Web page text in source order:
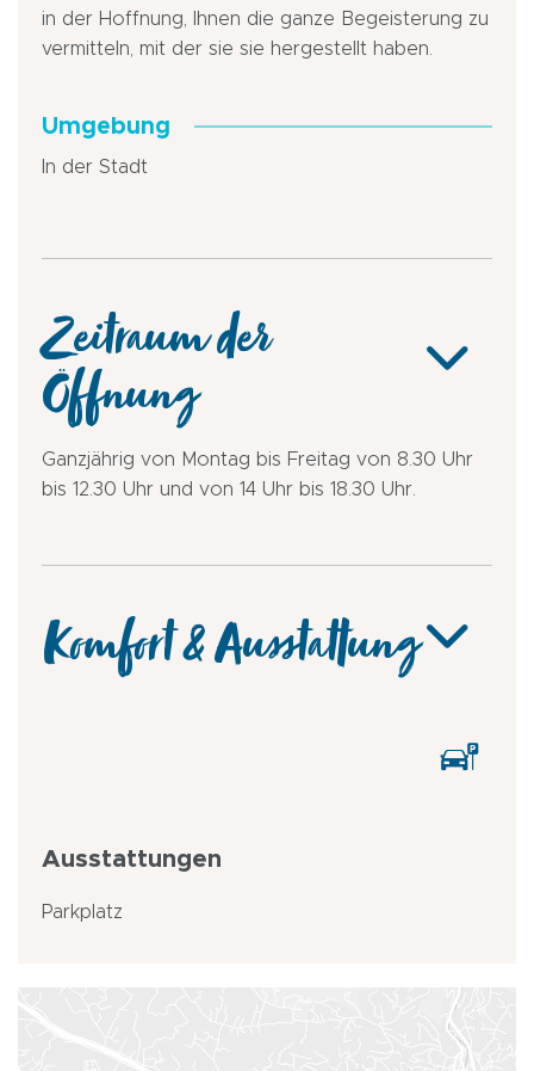
in der Hoffnung, Ihnen die ganze Begeisterung zu
vermitteln, mit der sie sie hergestellt haben.
Umgebung
In der Stadt
Zeitraum der
Öffnung
Ganzjährig von Montag bis Freitag von 8.30 Uhr
bis 12.30 Uhr und von 14 Uhr bis 18.30 Uhr.
Komfort & Ausstattung
Ausstattungen
Parkplatz